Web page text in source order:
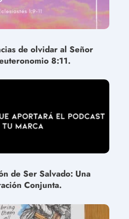
de olvidar al Señor
8:11.
de Ser Salvado: Una
Conjunta.